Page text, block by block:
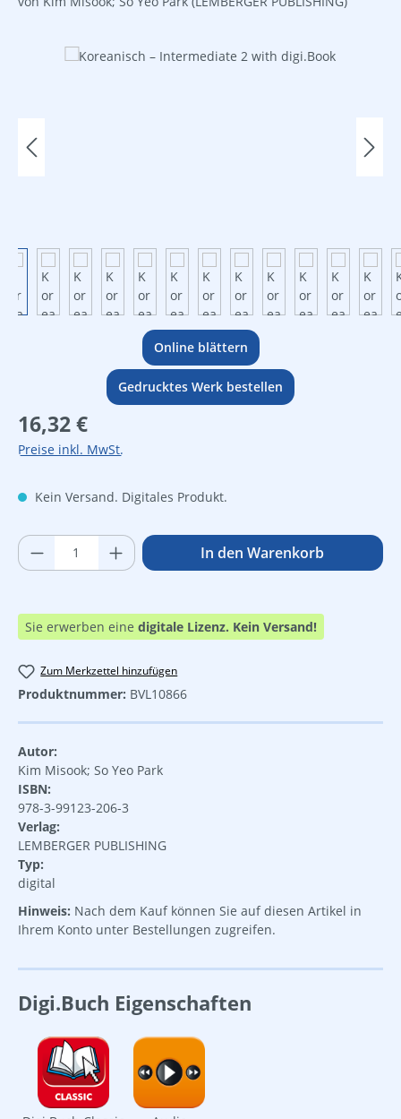
Bildergalerie überspringen
Online blättern
Gedrucktes Werk bestellen
Regulärer Preis:
16,32 €
Preise inkl. MwSt.
Kein Versand. Digitales Produkt.
Produkt Anzahl: Gib den gewünschten
In den Warenkorb
Sie erwerben eine digitale Lizenz. Kein Versand!
Zum Merkzettel hinzufügen
Produktnummer: BVL10866
Autor:
Kim Misook; So Yeo Park
ISBN:
978-3-99123-206-3
Verlag:
LEMBERGER PUBLISHING
Typ:
digital
Hinweis: Nach dem Kauf können Sie auf diesen Artikel in
Ihrem Konto unter Bestellungen zugreifen.
Digi.Buch Eigenschaften